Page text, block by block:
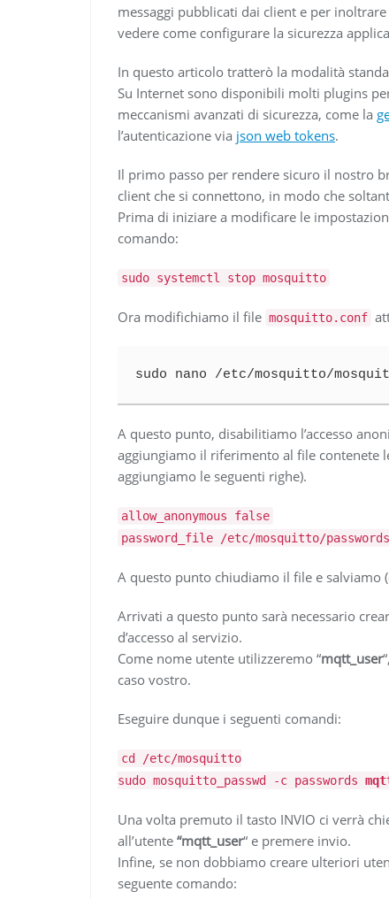
messaggi pubblicati dai client e per
vedere come configurare la sicurezza
In questo articolo tratterò la modalità
Su Internet sono disponibili molti plugins
meccanismi avanzati di sicurezza, come la
l’autenticazione via json web tokens.
Il primo passo per rendere sicuro il nostro
client che si connettono, in modo che
Prima di iniziare a modificare le
comando:
sudo systemctl stop mosquitto
Ora modifichiamo il file mosquitto.conf
sudo nano /etc/mosquitto/
A questo punto, disabilitiamo l’accesso
aggiungiamo il riferimento al file contenete
aggiungiamo le seguenti righe).
allow_anonymous false
password_file /etc/mosquitto/passwords
A questo punto chiudiamo il file e salviamo
Arrivati a questo punto sarà necessario
d’accesso al servizio.
Come nome utente utilizzeremo “mqtt_user
caso vostro.
Eseguire dunque i seguenti comandi:
cd /etc/mosquitto
sudo mosquitto_passwd -c passwords
Una volta premuto il tasto INVIO ci verrà
all’utente “mqtt_user“ e premere invio.
Infine, se non dobbiamo creare ulteriori
seguente comando: